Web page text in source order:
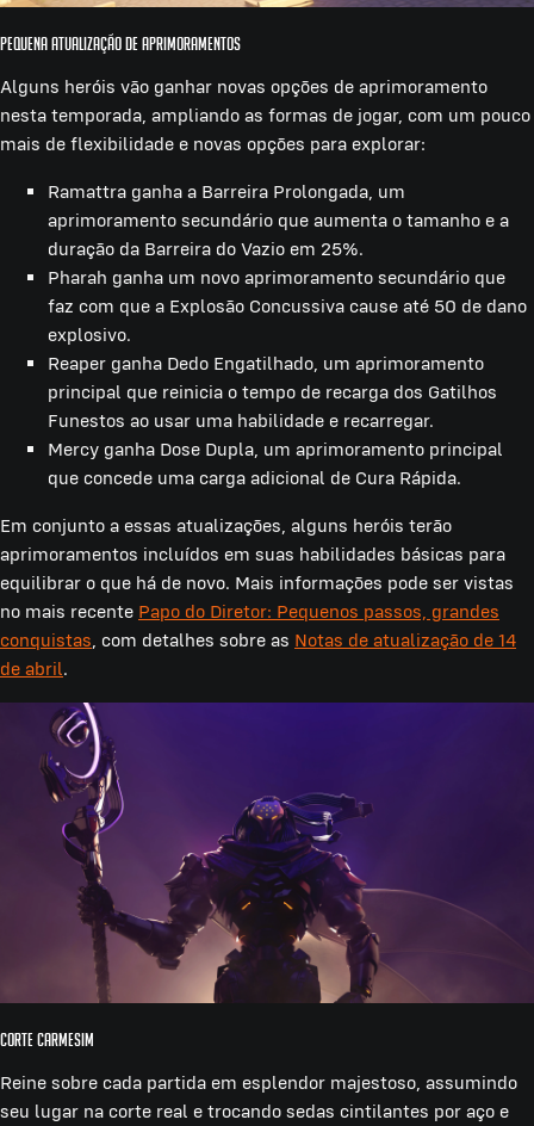
Pequena atualização de aprimoramentos
Alguns heróis vão ganhar novas opções de aprimoramento
nesta temporada, ampliando as formas de jogar, com um pouco
mais de flexibilidade e novas opções para explorar:
Ramattra ganha a Barreira Prolongada, um
aprimoramento secundário que aumenta o tamanho e a
duração da Barreira do Vazio em 25%.
Pharah ganha um novo aprimoramento secundário que
faz com que a Explosão Concussiva cause até 50 de dano
explosivo.
Reaper ganha Dedo Engatilhado, um aprimoramento
principal que reinicia o tempo de recarga dos Gatilhos
Funestos ao usar uma habilidade e recarregar.
Mercy ganha Dose Dupla, um aprimoramento principal
que concede uma carga adicional de Cura Rápida.
Em conjunto a essas atualizações, alguns heróis terão
aprimoramentos incluídos em suas habilidades básicas para
equilibrar o que há de novo. Mais informações pode ser vistas
no mais recente Papo do Diretor: Pequenos passos, grandes
conquistas , com detalhes sobre as Notas de atualização de 14
de abril.
Corte Carmesim
Reine sobre cada partida em esplendor majestoso, assumindo
seu lugar na corte real e trocando sedas cintilantes por aço e